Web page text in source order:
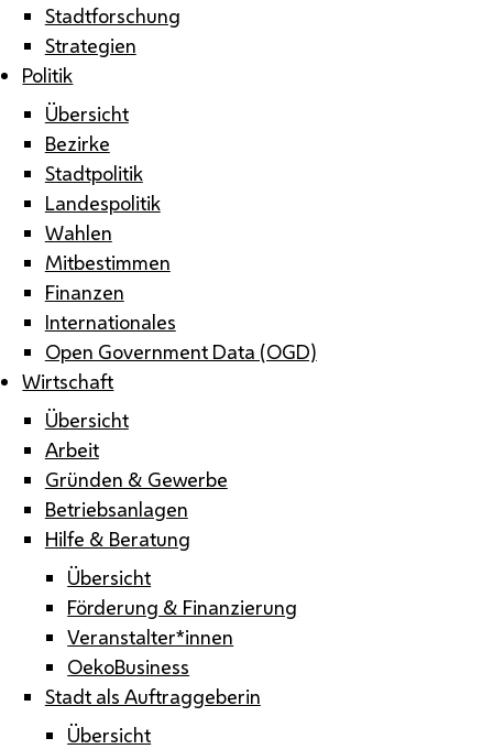
Stadtforschung
Strategien
Politik
Übersicht
Bezirke
Stadtpolitik
Landespolitik
Wahlen
Mitbestimmen
Finanzen
Internationales
Open Government Data (OGD)
Wirtschaft
Übersicht
Arbeit
Gründen & Gewerbe
Betriebsanlagen
Hilfe & Beratung
Übersicht
Förderung & Finanzierung
Veranstalter*innen
OekoBusiness
Stadt als Auftraggeberin
Übersicht